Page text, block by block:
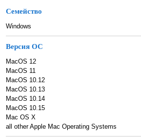
Семейство
Windows
Версия ОС
MacOS 12
MacOS 11
MacOS 10.12
MacOS 10.13
MacOS 10.14
MacOS 10.15
Mac OS X
all other Apple Mac Operating Systems